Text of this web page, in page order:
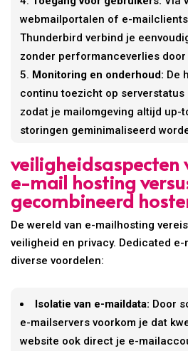
webmailportalen of e-
Thunderbird verbind je
zonder performanceverlies
Monitoring en onderhoud: De
continu toezicht op serverstatus
zodat je mailomgeving altijd up-
storingen geminimaliseerd
veiligheidsaspecten
e-mail hosting
gecombineerd
De wereld van e-mailhosting
veiligheid en privacy. Dedicated
diverse voordelen:
Isolatie van e-maildata: Door
e-mailservers voorkom je dat
website ook direct je e-